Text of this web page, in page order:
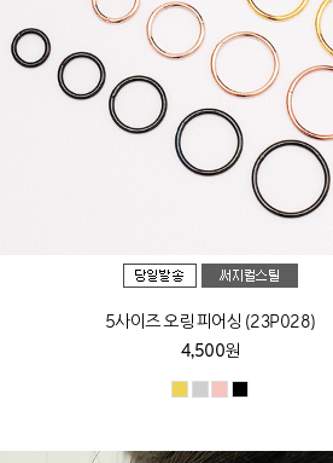
5사이즈 오링 피어싱 (23P028)
4,500원